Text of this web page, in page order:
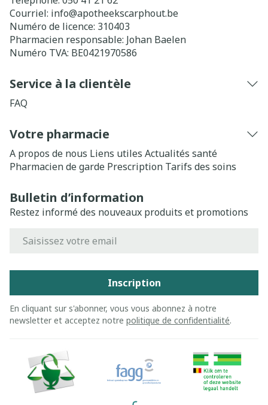
Courriel: info@apotheekscarphout.be
Numéro de licence: 310403
Pharmacien responsable: Johan Baelen
Numéro TVA: BE0421970586
Service à la clientèle
FAQ
Votre pharmacie
A propos de nous Liens utiles Actualités santé
Pharmacien de garde Prescription Tarifs des soins
Bulletin d’information
Restez informé des nouveaux produits et promotions
Inscription
En cliquant sur s'abonner, vous vous abonnez à notre
newsletter et acceptez notre politique de confidentialité.